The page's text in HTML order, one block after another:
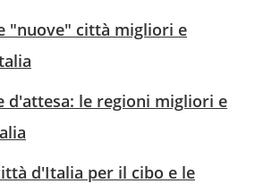
"nuove" città migliori e
d'attesa: le regioni migliori e
d'Italia per il cibo e le